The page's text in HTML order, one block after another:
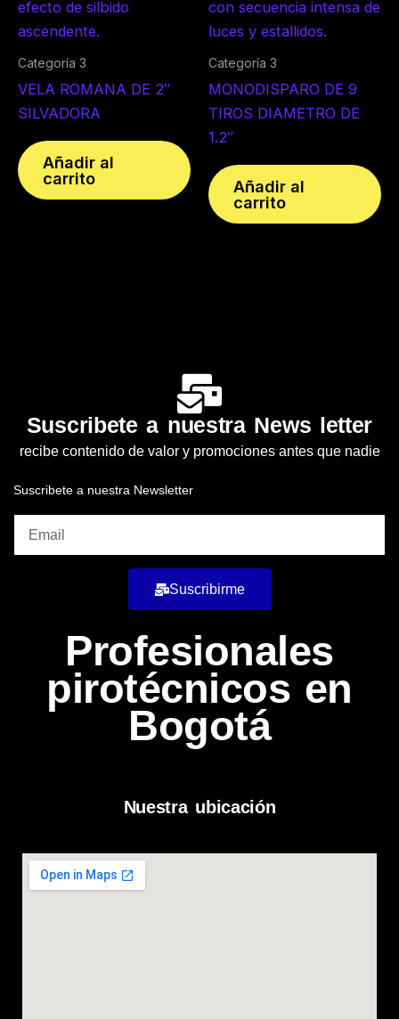
Categoría 3
VELA ROMANA DE 2″
SILVADORA
Añadir al
carrito
Categoría 3
MONODISPARO DE 9
TIROS DIAMETRO DE
1.2″
Añadir al
carrito
Suscribete a nuestra News letter
recibe contenido de valor y promociones antes que nadie
Suscribete a nuestra Newsletter
Suscribirme
Profesionales
pirotécnicos en
Bogotá
Nuestra ubicación